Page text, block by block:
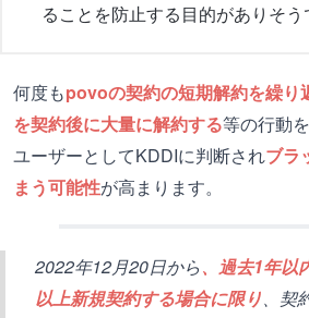
ることを防止する目的がありそう
何度もpovoの契約の短期解約を繰り
を契約後に大量に解約する等の行動
ユーザーとしてKDDIに判断されブラ
まう可能性が高まります。
2022年12月20日から、過去1年以
以上新規契約する場合に限り、契